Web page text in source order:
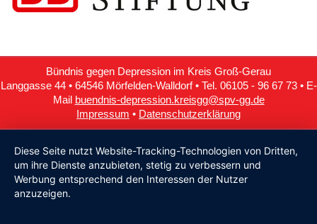
Bündnis gegen Depression im Kreis Groß-Gerau
Langgasse 44 • 64546 Mörfelden-Walldorf • Tel. 06105 - 96 67 73 • E-
Mail buendnis-depression.kreisgg@spv-gg.de
Impressum • Datenschutzerklärung
Diese Seite nutzt Website-Tracking-Technologien von Dritten,
um ihre Dienste anzubieten, stetig zu verbessern und
Werbung entsprechend den Interessen der Nutzer
anzuzeigen.